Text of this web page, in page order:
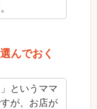
んでおく
というママ
が、お店が